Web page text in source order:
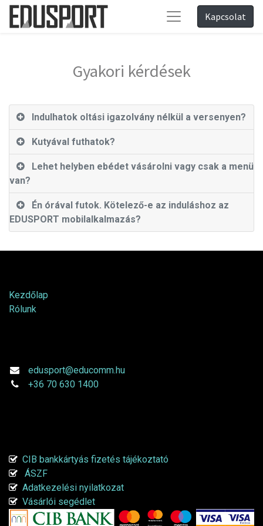
Kapcsolat
Gyakori kérdések
Indulhatok oltási igazolvány nélkül a versenyen?
Kutyával futhatok?
Lehet helyben ebédet vásárolni vagy csak a menü
van?
Én órával futok. Kötelező-e az induláshoz az
EDUSPORT mobilalkalmazás?
Kezdőlap
Rólunk
edusport@educomm.hu
+36 70 630 1400
CIB bankkártyás fizetés tájékoztató
ÁSZF
Adatkezelési nyilatkozat
Vásárlói segédlet